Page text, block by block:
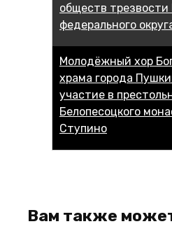
обществ трезвости
федерального
Молодёжный хор
храма города
участие в
Белопесоцкого
Ступино
Вам также